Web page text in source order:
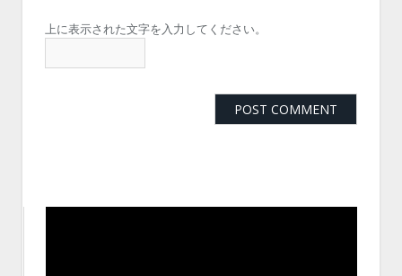
上に表示された文字を入力してください。